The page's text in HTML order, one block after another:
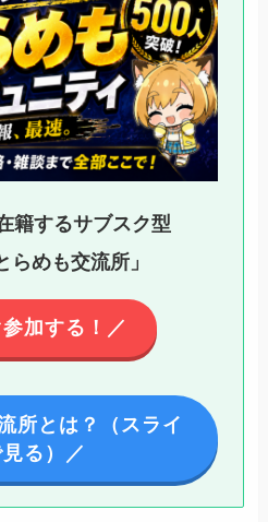
籍するサブスク型
めも交流所」
加する！／
所とは？（スライ
見る）／